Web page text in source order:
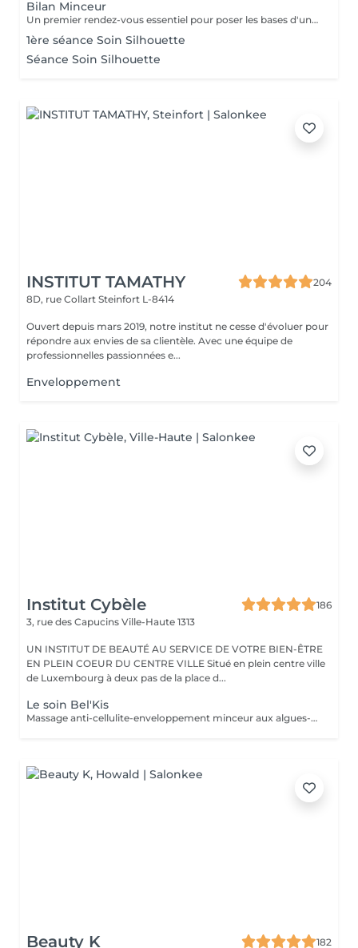
Bilan Minceur
Un premier rendez-vous essentiel pour poser les bases d'un accompagnement efficace et personnalisé. Lors de ce bilan, nous analysons votre morphologie, vos habitudes, votre hygiène de vie et vos objectifs. Cela nous permet de comprendre les causes profondes de vos difficultés et de définir ensemble un programme adapté : soins, fréquence, conseils, cosmétique, hygiène de vie. Objectif : construire un plan minceur global, réaliste et efficace, en lien avec votre corps et vos besoins.
1ère séance Soin Silhouette
Séance Soin Silhouette
INSTITUT TAMATHY
204
8D, rue Collart Steinfort L-8414
Ouvert depuis mars 2019, notre institut ne cesse d'évoluer pour
répondre aux envies de sa clientèle. Avec une équipe de
professionnelles passionnées e...
Enveloppement
Institut Cybèle
186
3, rue des Capucins Ville-Haute 1313
UN INSTITUT DE BEAUTÉ AU SERVICE DE VOTRE BIEN-ÊTRE
EN PLEIN COEUR DU CENTRE VILLE Situé en plein centre ville
de Luxembourg à deux pas de la place d...
Le soin Bel'Kis
Massage anti-cellulite-enveloppement minceur aux algues-application de gel cryogène. La légende désigne Belkis (la reine de Saba) d'allure souple et élégante, comme l'un des symboles de la beauté. Le soin Belkis est un soin spécifique minceur complet : amincissant-raffermissant-drainant, à base d'huiles essentielles de citron et cyprès, caféine et algues laminaires. Soin très puissant car au maximum de concentration des huiles essentielles autorisés.
Beauty K
182